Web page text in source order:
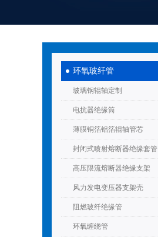
环氧玻纤管
玻璃钢辊轴定制
电抗器绝缘筒
薄膜铜箔铝箔辊轴管芯
封闭式喷射熔断器绝缘套管
高压限流熔断器绝缘支架
风力发电变压器支架壳
阻燃玻纤绝缘管
环氧缠绕管